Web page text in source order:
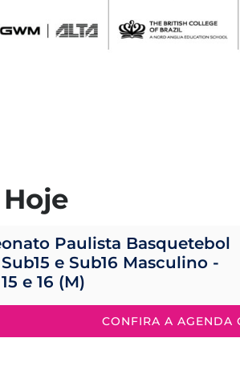
Paulista Basquetebol
e Sub16 Masculino -
e 16 (M)
CONFIRA A AGENDA